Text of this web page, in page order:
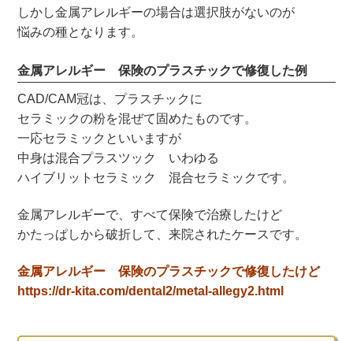
しかし金属アレルギーの場合は選択肢がないのが
悩みの種となります。
金属アレルギー 保険のプラスチックで修復した例
CAD/CAM冠は、プラスチックに
セラミックの粉を混ぜて固めたものです。
一応セラミックといいますが
中身は混合プラスツック いわゆる
ハイブリットセラミック 混合セラミックです。
金属アレルギーで、すべて保険で治療したけど
かたっぱしから破折して、来院されたケースです。
金属アレルギー 保険のプラスチックで修復したけど
https://dr-kita.com/dental2/metal-allegy2.html